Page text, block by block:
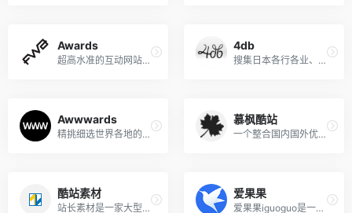
Awards
超高水准的互动网站设计案例
4db
搜集日本各行各业、各地区的优秀网站
Awwwards
精挑细选世界各地的最佳网站！并对其打分颁奖
慕枫酷站
一个整合国内国外优秀网站设计、欧美酷站、日本酷站、韩国网页设计
酷站素材
站长素材是一家大型综合设计类素材网站，提供酷站欣赏、Flash动画等设计素材，免费安全快速下载。
爱果果
爱果果iguoguo是一个优秀酷站、h5、UI素材资源的发布分享平台，是设计师的灵感聚合地和素材下载源